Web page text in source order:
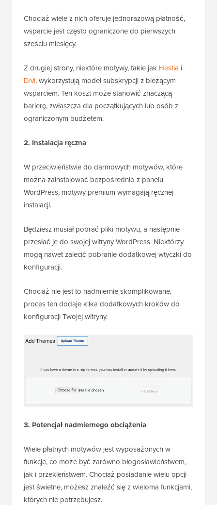
Chociaż wiele z nich oferuje jednorazową płatność,
wsparcie jest często ograniczone do pierwszych
sześciu miesięcy.
Z drugiej strony, niektóre motywy, takie jak Hestia i
Divi, wykorzystują model subskrypcji z bieżącym
wsparciem. Ten koszt może stanowić znaczącą
barierę, zwłaszcza dla początkujących lub osób z
ograniczonym budżetem.
2. Instalacja ręczna
W przeciwieństwie do darmowych motywów, które
można zainstalować bezpośrednio z panelu
WordPress, motywy premium wymagają ręcznej
instalacji.
Będziesz musiał pobrać pliki motywu, a następnie
przesłać je do swojej witryny WordPress. Niektórzy
mogą nawet zalecić pobranie dodatkowej wtyczki do
konfiguracji.
Chociaż nie jest to nadmiernie skomplikowane,
proces ten dodaje kilka dodatkowych kroków do
konfiguracji Twojej witryny.
3. Potencjał nadmiernego obciążenia
Wiele płatnych motywów jest wyposażonych w
funkcje, co może być zarówno błogosławieństwem,
jak i przekleństwem. Chociaż posiadanie wielu opcji
jest świetne, możesz znaleźć się z wieloma funkcjami,
których nie potrzebujesz.